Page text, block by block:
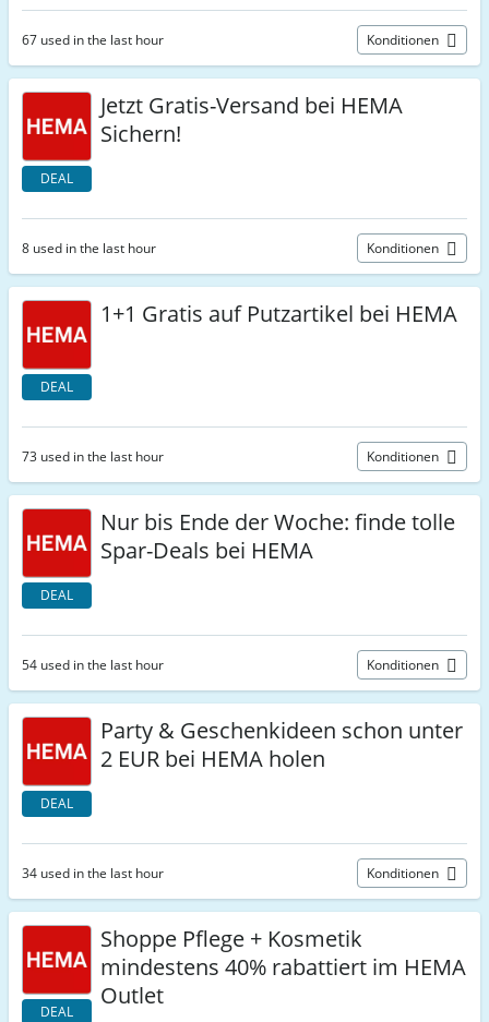
67 used in the last hour Konditionen
DEAL
Jetzt Gratis-Versand bei HEMA
Sichern!
8 used in the last hour Konditionen
DEAL
1+1 Gratis auf Putzartikel bei HEMA
73 used in the last hour Konditionen
DEAL
Nur bis Ende der Woche: finde tolle
Spar-Deals bei HEMA
54 used in the last hour Konditionen
DEAL
Party & Geschenkideen schon unter
2 EUR bei HEMA holen
34 used in the last hour Konditionen
DEAL
Shoppe Pflege + Kosmetik
mindestens 40% rabattiert im HEMA
Outlet